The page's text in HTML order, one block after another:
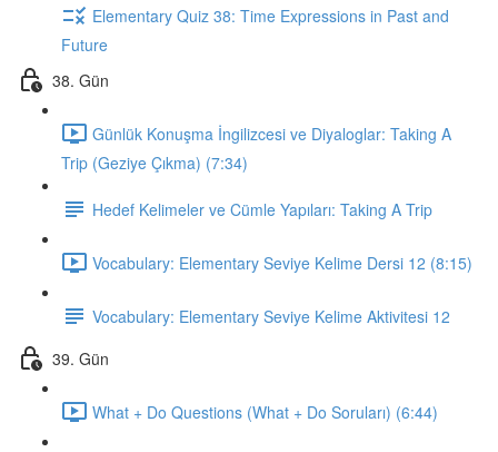
Elementary Quiz 38: Time Expressions in Past and
Future
38. Gün
Günlük Konuşma İngilizcesi ve Diyaloglar: Taking A
Trip (Geziye Çıkma) (7:34)
Hedef Kelimeler ve Cümle Yapıları: Taking A Trip
Vocabulary: Elementary Seviye Kelime Dersi 12 (8:15)
Vocabulary: Elementary Seviye Kelime Aktivitesi 12
39. Gün
What + Do Questions (What + Do Soruları) (6:44)